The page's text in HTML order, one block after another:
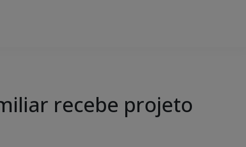
recebe projeto